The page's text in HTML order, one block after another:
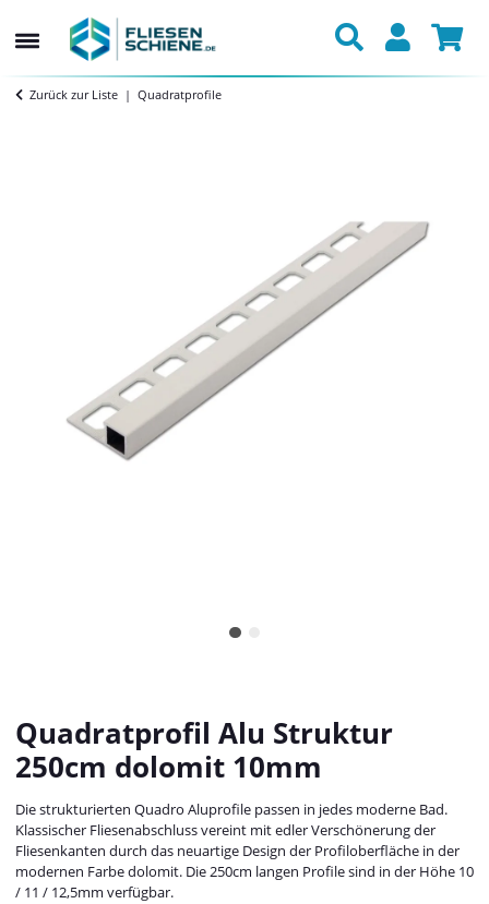
Zurück zur Liste Quadratprofile
Quadratprofil Alu Struktur
250cm dolomit 10mm
Die strukturierten Quadro Aluprofile passen in jedes moderne Bad.
Klassischer Fliesenabschluss vereint mit edler Verschönerung der
Fliesenkanten durch das neuartige Design der Profiloberfläche in der
modernen Farbe dolomit. Die 250cm langen Profile sind in der Höhe 10
/ 11 / 12,5mm verfügbar.